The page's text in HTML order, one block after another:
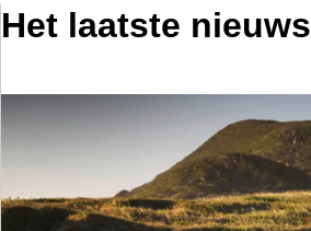
Het laatste nieuws